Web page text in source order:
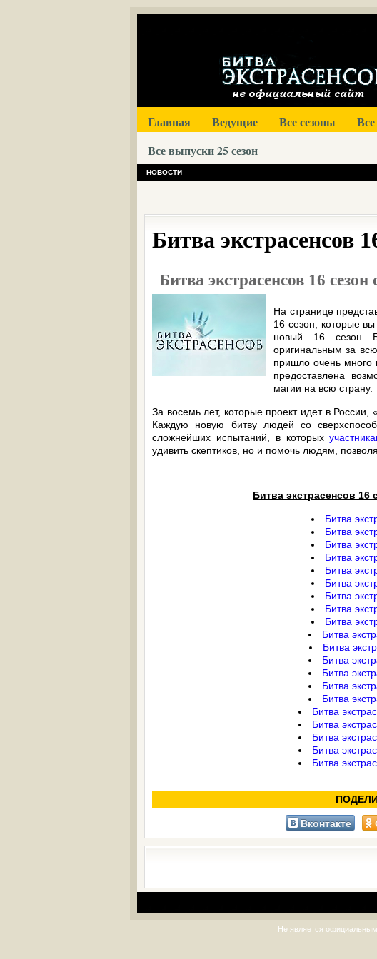
Главная Ведущие Все сезоны
Все выпуски 25 сезон
НОВОСТИ
Битва экстрасенсов
Битва экстрасенсов 16
На странице
16 сезон, которые
новый 16 сезон
оригинальным за
пришло очень много
предоставлена
магии на всю страну.
За восемь лет, которые проект идет в России,
Каждую новую битву людей со
сложнейших испытаний, в которых
удивить скептиков, но и помочь людям,
Битва экстрасенсов 16
Битва
Битва
Битва
Битва
Битва
Битва
Битва
Битва
Битва
Битва
Битва
Битва
Битва
Битва
Битва
Битва
Битва
Битва
Битва
Битва
Вконтакте
Не является